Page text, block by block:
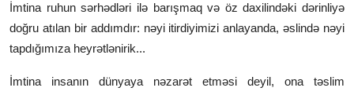
İmtina ruhun sərhədləri ilə barışmaq və öz daxilindəki dərinliyə
doğru atılan bir addımdır: nəyi itirdiyimizi anlayanda, əslində nəyi
tapdığımıza heyrətlənirik...
İmtina insanın dünyaya nəzarət etməsi deyil, ona təslim